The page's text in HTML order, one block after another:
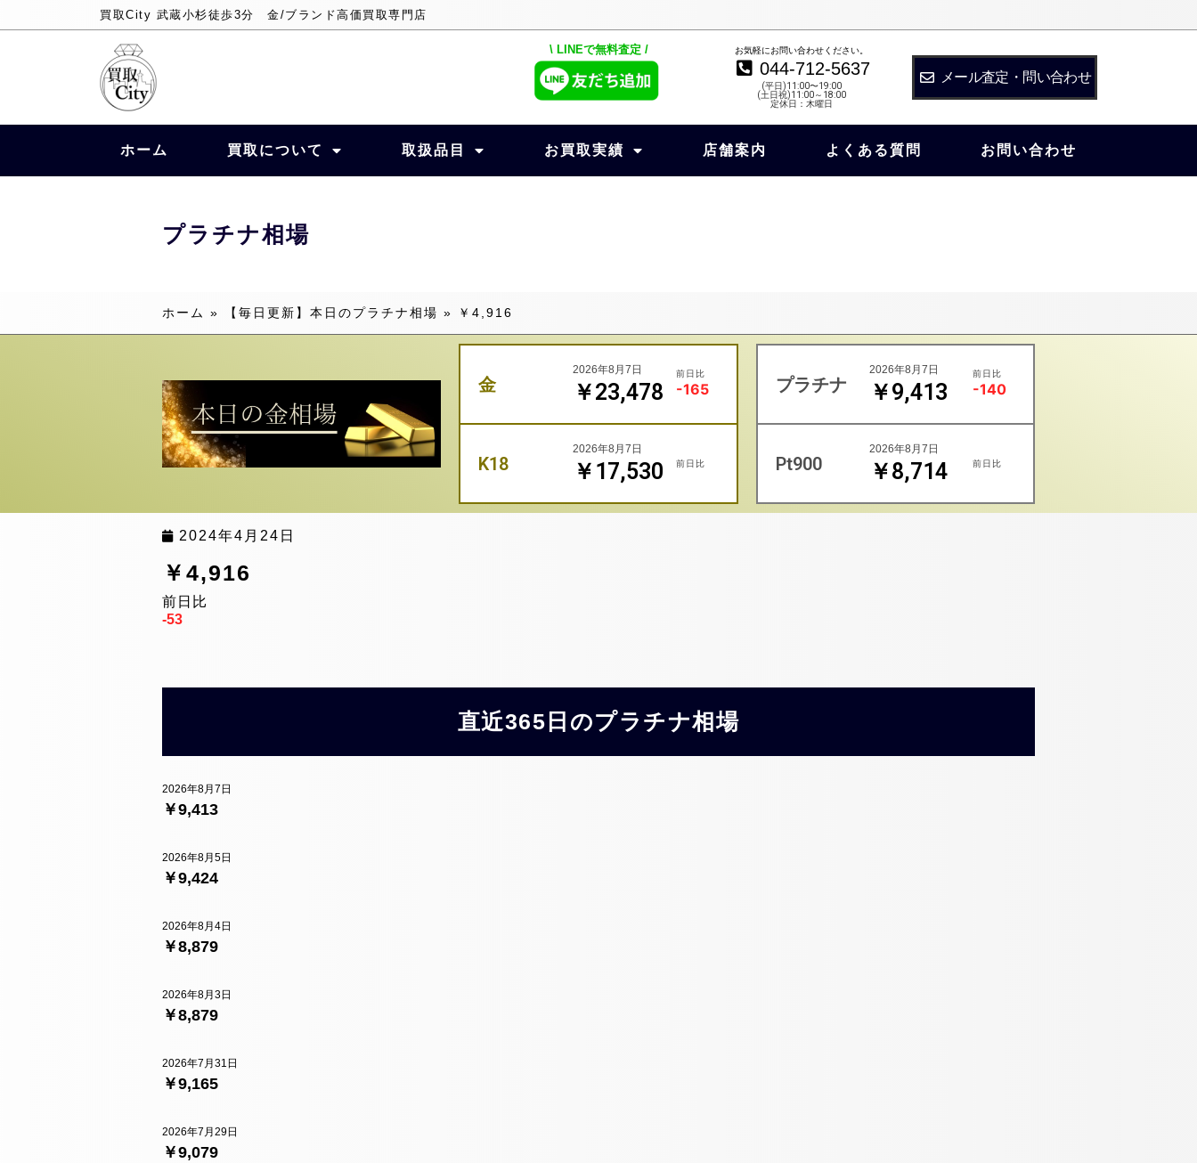
買取City 武蔵小杉徒歩3分 金/ブランド高価買取専門店
\ LINEで無料査定 / お気軽にお問い合わせください。
044-712-5637
(平日)11:00〜19:00
(土日祝)11:00～18:00
定休日：木曜日
メール査定・問い合わせ
ホーム 買取について 取扱品目 お買取実績 店舗案内 よくある質問 お問い合わせ
プラチナ相場
ホーム » 【毎日更新】本日のプラチナ相場 » ￥4,916
金 ￥23,478
2026年8月7日 前日比
-165
K18 ￥17,530
2026年8月7日
前日比
プラチナ ￥9,413
2026年8月7日 前日比
-140
Pt900 ￥8,714
2026年8月7日
前日比
2024年4月24日
￥4,916
前日比
-53
直近365日のプラチナ相場
￥9,413
2026年8月7日
￥9,424
2026年8月5日
￥8,879
2026年8月4日
￥8,879
2026年8月3日
￥9,165
2026年7月31日
￥9,079
2026年7月29日